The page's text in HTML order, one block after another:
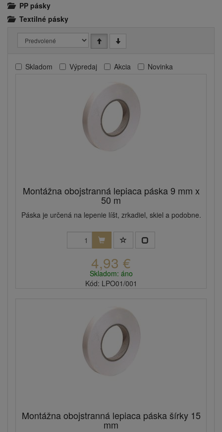
PP pásky
Textilné pásky
Skladom Výpredaj Akcia Novinka
Montážna obojstranná lepiaca páska 9 mm x
50 m
Páska je určená na lepenie líšt, zrkadiel, skiel a podobne.
4,93 €
Skladom: áno
Kód: LPO01/001
Montážna obojstranná lepiaca páska šírky 15
mm